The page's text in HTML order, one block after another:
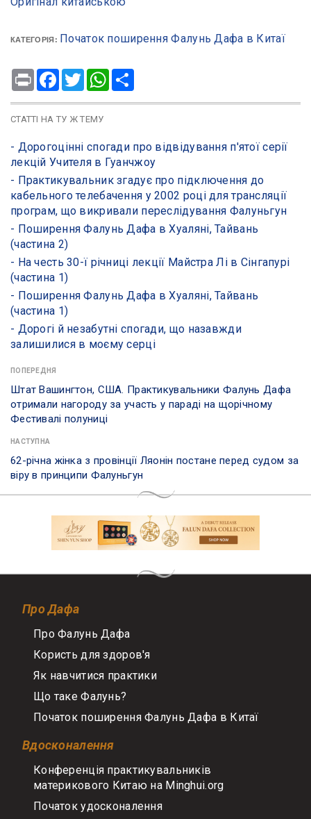
КАТЕГОРІЯ: Початок поширення Фалунь Дафа в Китаї
Print Facebook
TwitterWhatsApp
СТАТТІ НА ТУ Ж ТЕМУ
- Дорогоцінні спогади про відвідування п'ятої серії
лекцій Учителя в Гуанчжоу
- Практикувальник згадує про підключення до
кабельного телебачення у 2002 році для трансляції
програм, що викривали переслідування Фалуньгун
- Поширення Фалунь Дафа в Хуаляні, Тайвань
(частина 2)
- ​На честь 30-ї річниці лекції Майстра Лі в Сінгапурі
(частина 1)
- Поширення Фалунь Дафа в Хуаляні, Тайвань
(частина 1)
- Дорогі й незабутні спогади, що назавжди
залишилися в моєму серці
ПОПЕРЕДНЯ
Штат Вашингтон, США. Практикувальники Фалунь Дафа
отримали нагороду за участь у параді на щорічному
Фестивалі полуниці
НАСТУПНА
​62-річна жінка з провінції Ляонін постане перед судом за
віру в принципи Фалуньгун
Про Дафа
Про Фалунь Дафа
Користь для здоров'я
Як навчитися практики
Що таке Фалунь?
Початок поширення Фалунь Дафа в Китаї
Вдосконалення
Конференція практикувальників
материкового Китаю на Minghui.org
Початок удосконалення